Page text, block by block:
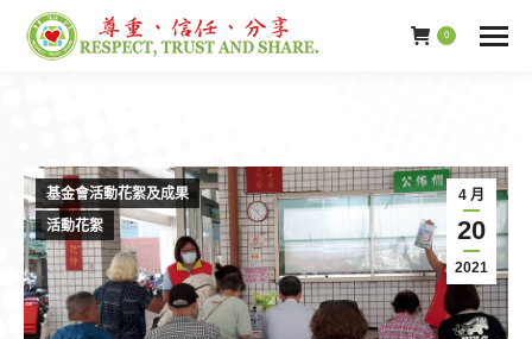
0
4 月
20
2021
基金會活動花絮及成果
活動花絮